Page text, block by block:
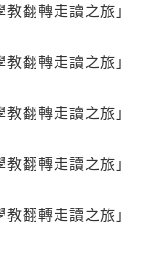
翻轉走讀之旅」
翻轉走讀之旅」
翻轉走讀之旅」
翻轉走讀之旅」
翻轉走讀之旅」